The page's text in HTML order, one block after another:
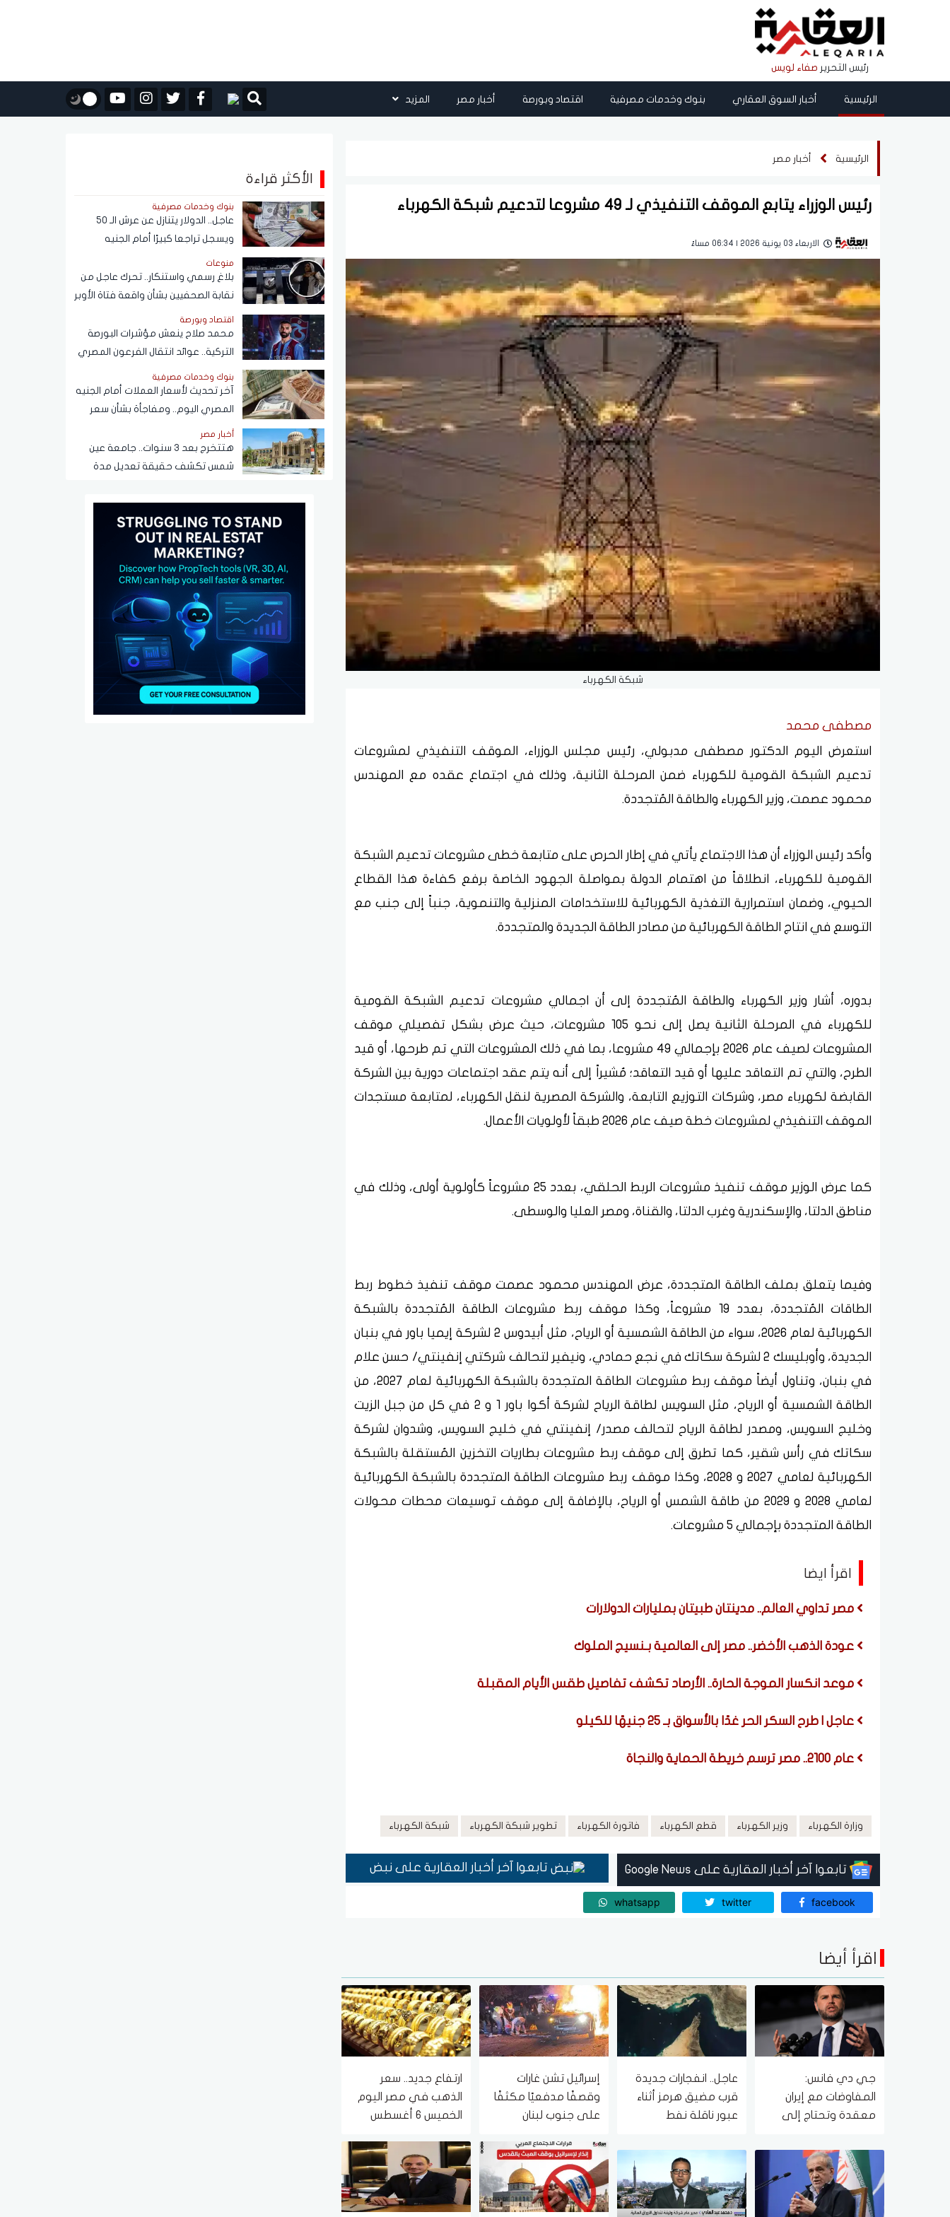
رئيس التحرير صفاء لويس
الرئيسية أخبار السوق العقاري بنوك وخدمات مصرفية اقتصاد وبورصة أخبار مصر المزيد
الرئيسية أخبار مصر
رئيس الوزراء يتابع الموقف التنفيذي لـ 49 مشروعا لتدعيم شبكة الكهرباء
الاربعاء 03 يونية 2026 | 06:34 مساءً
شبكة الكهرباء
مصطفى محمد
استعرض اليوم الدكتور مصطفى مدبولي، رئيس مجلس الوزراء، الموقف التنفيذي لمشروعات
تدعيم الشبكة القومية للكهرباء ضمن المرحلة الثانية، وذلك في اجتماع عقده مع المهندس
محمود عصمت، وزير الكهرباء والطاقة المُتجددة.
وأكد رئيس الوزراء أن هذا الاجتماع يأتي في إطار الحرص على متابعة خطى مشروعات تدعيم الشبكة
القومية للكهرباء، انطلاقاً من اهتمام الدولة بمواصلة الجهود الخاصة برفع كفاءة هذا القطاع
الحيوي، وضمان استمرارية التغذية الكهربائية للاستخدامات المنزلية والتنموية، جنباً إلى جنب مع
التوسع في انتاج الطاقة الكهربائية من مصادر الطاقة الجديدة والمتجددة.
بدوره، أشار وزير الكهرباء والطاقة المُتجددة إلى أن اجمالي مشروعات تدعيم الشبكة القومية
للكهرباء في المرحلة الثانية يصل إلى نحو 105 مشروعات، حيث عرض بشكل تفصيلي موقف
المشروعات لصيف عام 2026 بإجمالي 49 مشروعا، بما في ذلك المشروعات التي تم طرحها، أو قيد
الطرح، والتي تم التعاقد عليها أو قيد التعاقد؛ مُشيراً إلى أنه يتم عقد اجتماعات دورية بين الشركة
القابضة لكهرباء مصر، وشركات التوزيع التابعة، والشركة المصرية لنقل الكهرباء، لمتابعة مستجدات
الموقف التنفيذي لمشروعات خطة صيف عام 2026 طبقاً لأولويات الأعمال.
كما عرض الوزير موقف تنفيذ مشروعات الربط الحلقي، بعدد 25 مشروعاً كأولوية أولى، وذلك في
مناطق الدلتا، والإسكندرية وغرب الدلتا، والقناة، ومصر العليا والوسطى.
وفيما يتعلق بملف الطاقة المتجددة، عرض المهندس محمود عصمت موقف تنفيذ خطوط ربط
الطاقات المُتجددة، بعدد 19 مشروعاً، وكذا موقف ربط مشروعات الطاقة المُتجددة بالشبكة
الكهربائية لعام 2026، سواء من الطاقة الشمسية أو الرياح، مثل أبيدوس 2 لشركة إيميا باور في بنبان
الجديدة، وأوبليسك 2 لشركة سكاتك في نجع حمادي، ونيفير لتحالف شركتي إنفينتي/ حسن علام
في بنبان، وتناول أيضاً موقف ربط مشروعات الطاقة المتجددة بالشبكة الكهربائية لعام 2027، من
الطاقة الشمسية أو الرياح، مثل السويس لطاقة الرياح لشركة أكوا باور 1 و 2 في كل من جبل الزيت
وخليج السويس، ومصدر لطاقة الرياح لتحالف مصدر/ إنفينتي في خليج السويس، وشدوان لشركة
سكاتك في رأس شقير، كما تطرق إلى موقف ربط مشروعات بطاريات التخزين المُستقلة بالشبكة
الكهربائية لعامي 2027 و 2028، وكذا موقف ربط مشروعات الطاقة المتجددة بالشبكة الكهربائية
لعامي 2028 و 2029 من طاقة الشمس أو الرياح، بالإضافة إلى موقف توسيعات محطات محولات
الطاقة المتجددة بإجمالي 5 مشروعات.
اقرأ ايضا
مصر تداوي العالم.. مدينتان طبيتان بمليارات الدولارات
عودة الذهب الأخضر.. مصر إلى العالمية بـنسيج الملوك
موعد انكسار الموجة الحارة.. الأرصاد تكشف تفاصيل طقس الأيام المقبلة
عاجل | طرح السكر الحر غدًا بالأسواق بـ 25 جنيهًا للكيلو
عام 2100.. مصر ترسم خريطة الحماية والنجاة
وزارة الكهرباء وزير الكهرباء قطع الكهرباء فاتورة الكهرباء تطوير شبكة الكهرباء شبكة الكهرباء
تابعوا آخر أخبار العقارية على Google News تابعوا آخر أخبار العقارية على نبض
facebook
twitter
whatsapp
اقرأ أيضا
جي دي فانس:
المفاوضات مع إيران
معقدة وتحتاج إلى
عاجل.. انفجارات جديدة
قرب مضيق هرمز أثناء
عبور ناقلة نفط
إسرائيل تشن غارات
وقصفًا مدفعيًا مكثفًا
على جنوب لبنان
ارتفاع جديد.. سعر
الذهب في مصر اليوم
الخميس 6 أغسطس
الأكثر قراءة
بنوك وخدمات مصرفية
عاجل.. الدولار يتنازل عن عرش الـ 50
ويسجل تراجعا كبيرًا أمام الجنيه
المصري
منوعات
بلاغ رسمي واستنكار.. تحرك عاجل من
نقابة الصحفيين بشأن واقعة فتاة الأوبر
اقتصاد وبورصة
محمد صلاح ينعش مؤشرات البورصة
التركية.. عوائد انتقال الفرعون المصري
بنوك وخدمات مصرفية
آخر تحديث لأسعار العملات أمام الجنيه
المصري اليوم.. ومفاجأة بشأن سعر
الدولار قريبًا
أخبار مصر
هتتخرج بعد 3 سنوات.. جامعة عين
شمس تكشف حقيقة تعديل مدة